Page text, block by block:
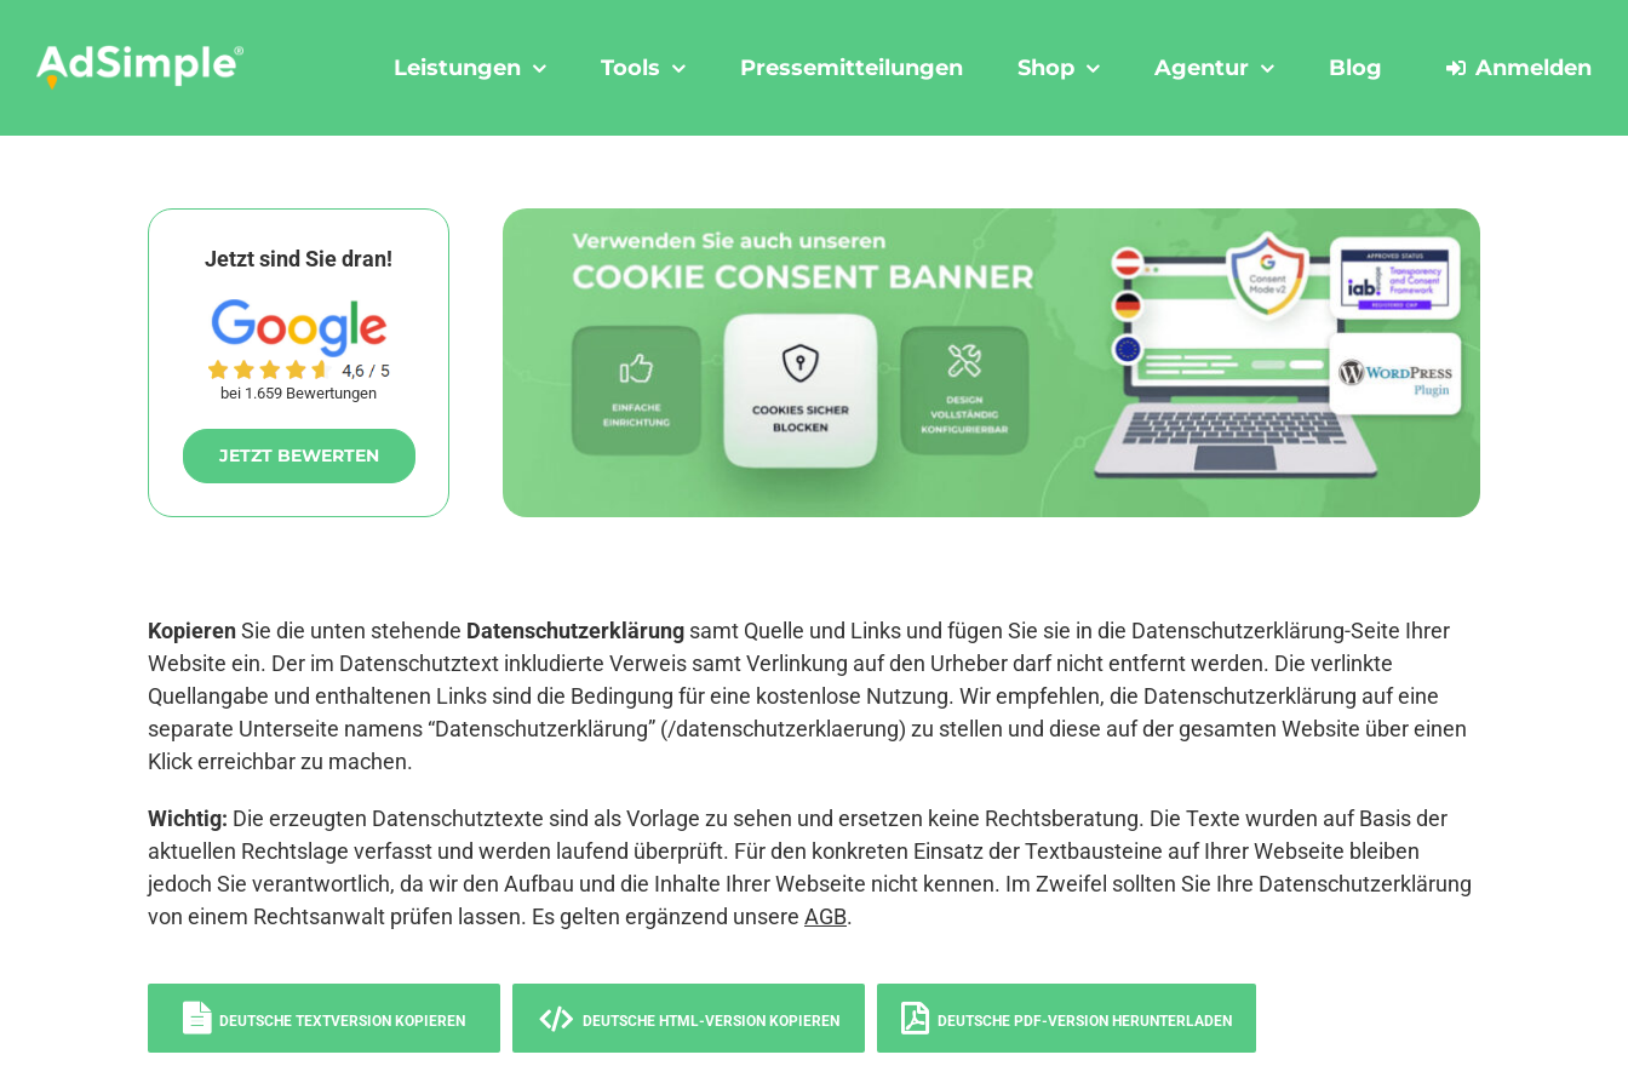
content
Leistungen Tools Pressemitteilungen Shop Agentur Blog Anmelden
Jetzt sind Sie dran!
bei 1.659 Bewertungen
JETZT BEWERTEN
KopierenSie die unten stehende Datenschutzerklärung samt Quelle und Links und fügen Sie sie in die Datenschutzerklärung-Seite Ihrer
Website ein. Der im Datenschutztext inkludierte Verweis samt Verlinkung auf den Urheber darf nicht entfernt werden. Die verlinkte
Quellangabe und enthaltenen Links sind die Bedingung für eine kostenlose Nutzung. Wir empfehlen, die Datenschutzerklärung auf eine
separate Unterseite namens “Datenschutzerklärung” (/datenschutzerklaerung) zu stellen und diese auf der gesamten Website über einen
Klick erreichbar zu machen.
Wichtig: Die erzeugten Datenschutztexte sind als Vorlage zu sehen und ersetzen keine Rechtsberatung. Die Texte wurden auf Basis der
aktuellen Rechtslage verfasst und werden laufend überprüft. Für den konkreten Einsatz der Textbausteine auf Ihrer Webseite bleiben
jedoch Sie verantwortlich, da wir den Aufbau und die Inhalte Ihrer Webseite nicht kennen. Im Zweifel sollten Sie Ihre Datenschutzerklärung
von einem Rechtsanwalt prüfen lassen. Es gelten ergänzend unsere AGB.
DEUTSCHE TEXTVERSION KOPIEREN DEUTSCHE HTML-VERSION KOPIEREN DEUTSCHE PDF-VERSION HERUNTERLADEN